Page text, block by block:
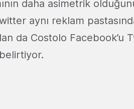
daha asimetrik
aynı reklam
da Costolo Facebook’u